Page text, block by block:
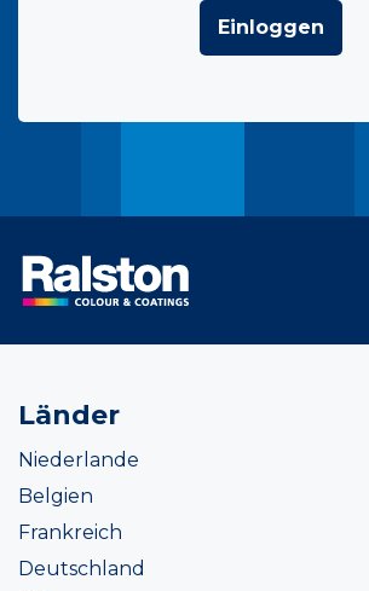
Einloggen
Länder
Niederlande
Belgien
Frankreich
Deutschland